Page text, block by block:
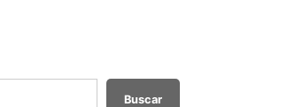
Buscar